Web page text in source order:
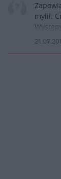
mylił.